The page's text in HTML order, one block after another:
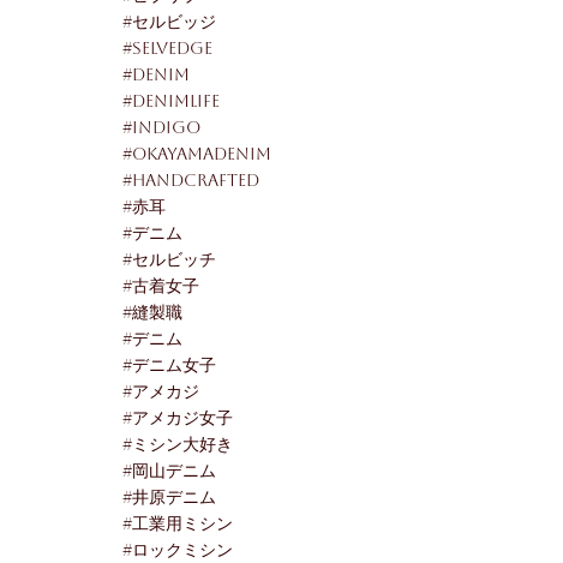
#セルビッジ
#selvedge
#denim
#denimlife
#indigo
#okayamadenim
#handcrafted
#赤耳
#デニム
#セルビッチ
#古着女子
#縫製職
#デニム
#デニム女子
#アメカジ
#アメカジ女子
#ミシン大好き
#岡山デニム
#井原デニム
#工業用ミシン
#ロックミシン